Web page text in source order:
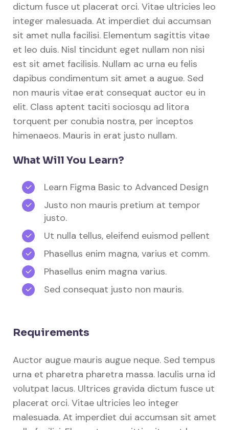
dictum fusce ut placerat orci. Vitae ultricies leo
integer malesuada. At imperdiet dui accumsan
sit amet nulla facilisi. Elementum sagittis vitae
et leo duis. Nisl tincidunt eget nullam non nisi
est sit amet facilisis. Nullam ac urna eu felis
dapibus condimentum sit amet a augue. Sed
non mauris vitae erat consequat auctor eu in
elit. Class aptent taciti sociosqu ad litora
torquent per conubia nostra, per inceptos
himenaeos. Mauris in erat justo nullam.
What Will You Learn?
Learn Figma Basic to Advanced Design
Justo non mauris pretium at tempor
justo.
Ut nulla tellus, eleifend euismod pellent
Phasellus enim magna, varius et comm.
Phasellus enim magna varius.
Sed consequat justo non mauris.
Requirements
Auctor augue mauris augue neque. Sed tempus
urna et pharetra pharetra massa. Iaculis urna id
volutpat lacus. Ultrices gravida dictum fusce ut
placerat orci. Vitae ultricies leo integer
malesuada. At imperdiet dui accumsan sit amet